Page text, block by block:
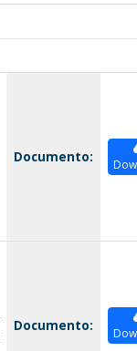
Documento:
Documento: